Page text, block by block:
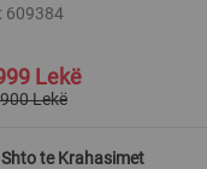
609384
Shto te Krahasimet
Lekë
Lekë